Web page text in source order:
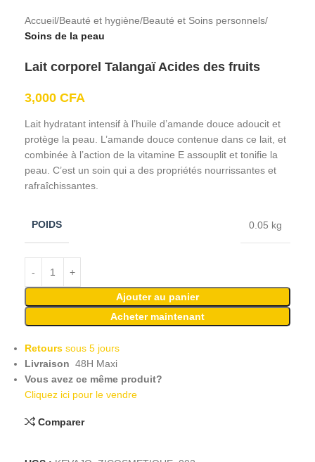
Accueil Beauté et hygiène Beauté et Soins personnels
Soins de la peau
Lait corporel Talangaï Acides des fruits
3,000 CFA
Lait hydratant intensif à l’huile d’amande douce adoucit et
protège la peau. L’amande douce contenue dans ce lait, et
combinée à l’action de la vitamine E assouplit et tonifie la
peau. C’est un soin qui a des propriétés nourrissantes et
rafraîchissantes.
POIDS 0.05 kg
Ajouter au panier
Acheter maintenant
Retours sous 5 jours
Livraison 48H Maxi
Vous avez ce même produit?
Cliquez ici pour le vendre
Comparer